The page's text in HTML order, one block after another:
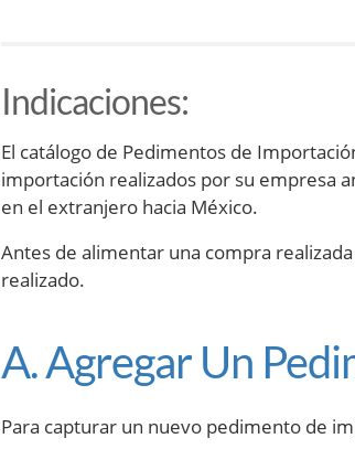
Indicaciones:
El catálogo de Pedimentos de
importación realizados por su empresa
en el extranjero hacia México.
Antes de alimentar una compra
realizado.
A. Agregar Un
Para capturar un nuevo pedimento de